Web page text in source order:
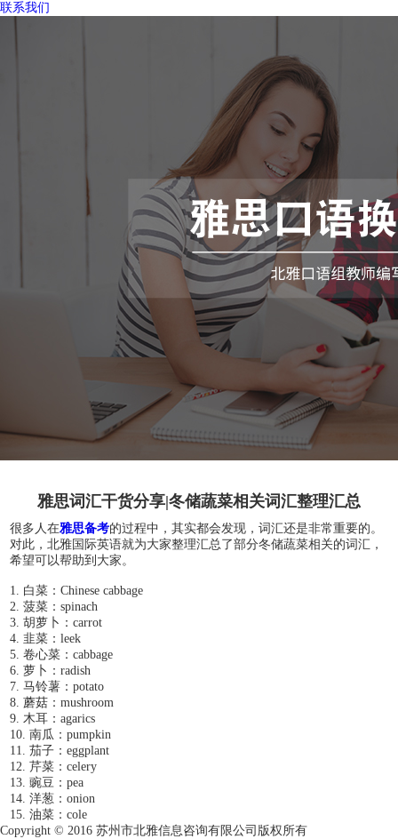
联系我们
雅思词汇干货分享|冬储蔬菜相关词汇整理汇总
很多人在雅思备考的过程中，其实都会发现，词汇还是非常重要的。
对此，北雅国际英语就为大家整理汇总了部分冬储蔬菜相关的词汇，
希望可以帮助到大家。
1. 白菜：Chinese cabbage
2. 菠菜：spinach
3. 胡萝卜：carrot
4. 韭菜：leek
5. 卷心菜：cabbage
6. 萝卜：radish
7. 马铃薯：potato
8. 蘑菇：mushroom
9. 木耳：agarics
10. 南瓜：pumpkin
11. 茄子：eggplant
12. 芹菜：celery
13. 豌豆：pea
14. 洋葱：onion
15. 油菜：cole
Copyright © 2016 苏州市北雅信息咨询有限公司版权所有